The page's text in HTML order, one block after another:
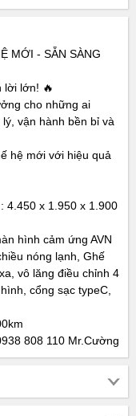
MỚI - SẴN SÀNG
lời lớn! 🔥
cho những ai
vận hành bền bỉ và
hệ mới với hiệu quả
4.450 x 1.950 x 1.900
hình cảm ứng AVN
nóng lạnh, Ghế
vô lăng điều chỉnh 4
cổng sạc typeC,
808 110 Mr.Cường